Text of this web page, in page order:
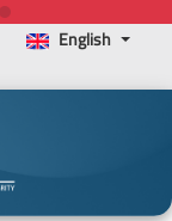
English